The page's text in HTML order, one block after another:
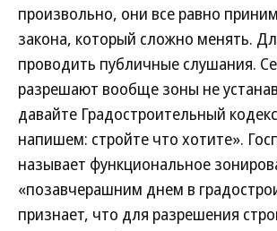
произвольно, они все равно
закона, который сложно менять.
проводить публичные слушания.
разрешают вообще зоны не
давайте Градостроительный
напишем: стройте что хотите».
называет функциональное
«позавчерашним днем в
признает, что для разрешения